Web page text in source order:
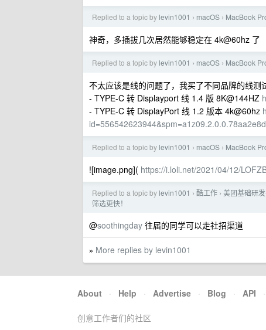
Replied to a topic by levin1001 › macOS › MacBook
神奇，多插拔几次居然能够稳定在 4k@60hz 了
Replied to a topic by levin1001 › macOS › MacBook
不太应该是线的问题了，我买了不同品牌的线测
- TYPE-C 转 Displayport 线 1.4 版 8K@144HZ
- TYPE-C 转 DisplayPort 线 1.2 版本 4k@60hz
Replied to a topic by levin1001 › macOS › MacBook
![image.png]( https://i.loli.net/2021/04/12/
Replied to a topic by levin1001 › 酷工作 › 美团基础研
筛选更快！
@soothingday 往届的同学可以走社招渠道
» More replies by levin1001
About · Help · Advertise · Blog · API ·
创意工作者们的社区